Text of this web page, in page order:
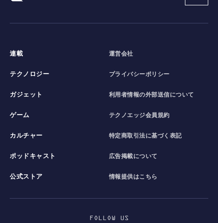
連載
テクノロジー
ガジェット
ゲーム
カルチャー
ポッドキャスト
公式ストア
運営会社
プライバシーポリシー
利用者情報の外部送信について
テクノエッジ会員規約
特定商取引法に基づく表記
広告掲載について
情報提供はこちら
FOLLOW US